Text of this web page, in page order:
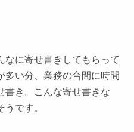
なに寄せ書きしてもらって
多い分、業務の合間に時間
書き。こんな寄せ書きな
です。